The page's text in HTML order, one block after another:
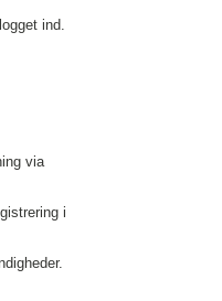
ind.
via
i